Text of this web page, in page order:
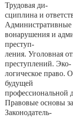
Трудовая ди-
сциплина и
Административные
вонарушения и
преступ-
ления. Уголовная
преступлений. Эко-
логическое право.
будущей
профессиональной
Правовые основы
Законодатель-